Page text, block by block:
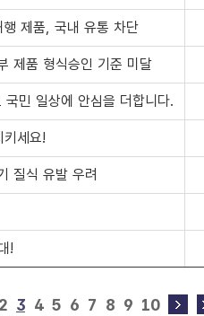
제품, 국내 유통 차단
제품 형식승인 기준 미달
민 일상에 안심을 더합니다.
세요!
질식 유발 우려
!
2 3 4 5 6 7 8 9 10